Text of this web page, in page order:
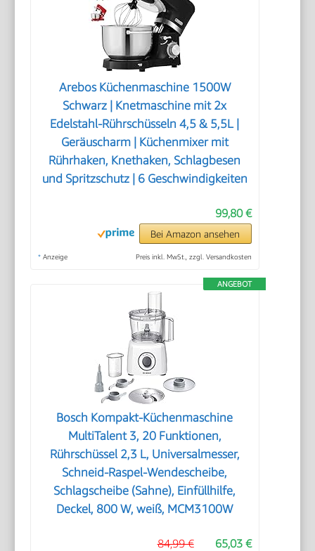
Arebos Küchenmaschine 1500W
Schwarz | Knetmaschine mit 2x
Edelstahl-Rührschüsseln 4,5 & 5,5L |
Geräuscharm | Küchenmixer mit
Rührhaken, Knethaken, Schlagbesen
und Spritzschutz | 6 Geschwindigkeiten
99,80 €
Bei Amazon ansehen
* Anzeige Preis inkl. MwSt., zzgl. Versandkosten
ANGEBOT
Bosch Kompakt-Küchenmaschine
MultiTalent 3, 20 Funktionen,
Rührschüssel 2,3 L, Universalmesser,
Schneid-Raspel-Wendescheibe,
Schlagscheibe (Sahne), Einfüllhilfe,
Deckel, 800 W, weiß, MCM3100W
65,03 €
84,99 €